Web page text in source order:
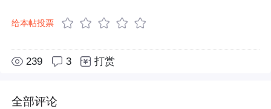
给本帖投票
239 3 打赏
全部评论